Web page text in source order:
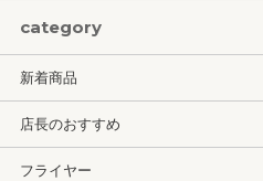
category
新着商品
店長のおすすめ
フライヤー